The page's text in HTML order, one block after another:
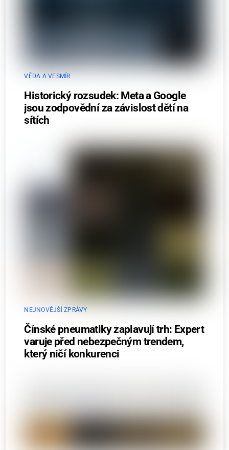
VĚDA A VESMÍR
Historický rozsudek: Meta a Google
jsou zodpovědní za závislost dětí na
sítích
NEJNOVĚJŠÍ ZPRÁVY
Čínské pneumatiky zaplavují trh: Expert
varuje před nebezpečným trendem,
který ničí konkurenci